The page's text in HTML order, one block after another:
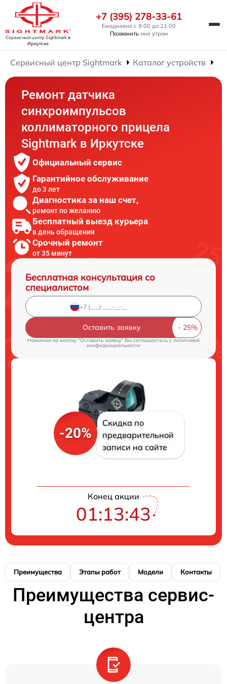
Сервисный центр Sightmarkв
Иркутске
+7 (395) 278-33-61
Ежедневно с 9:00 до 21:00
Позвонить мне утром
Сервисный центр Sightmark Каталог устройств
Ремонт датчика
синхроимпульсов
коллиматорного прицела
Sightmark в Иркутске
Официальный сервис
Гарантийное обслуживание
до 3 лет
Диагностика за наш счет,
ремонт по желанию
Бесплатный выезд курьера
в день обращения
Срочный ремонт
от 35 минут
Бесплатная консультация со
специалистом
Оставить заявку
Нажимая на кнопку "Оставить заявку" Вы соглашаетесь cполитикой
конфиденциальности
-20%
Скидка по
предварительной
записи на сайте
Конец акции
01:13:43
Преимущества Этапы работ Модели Контакты
Преимущества сервис-
центра